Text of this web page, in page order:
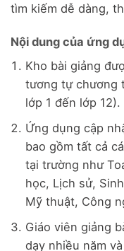
tìm kiếm dễ dàng,
Nội dung của ứng
Kho bài giảng
tương tự chương
lớp 1 đến lớp 12).
Ứng dụng cập
bao gồm tất cả
tại trường như
học, Lịch sử,
Mỹ thuật, Công
Giáo viên giảng
dạy nhiều năm